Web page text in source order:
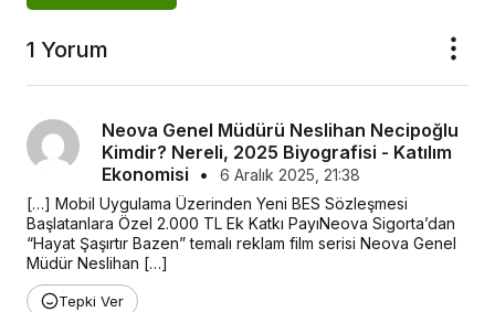
1 Yorum
Neova Genel Müdürü Neslihan Necipoğlu
Kimdir? Nereli, 2025 Biyografisi - Katılım
Ekonomisi •
6 Aralık 2025, 21:38
[…] Mobil Uygulama Üzerinden Yeni BES Sözleşmesi
Başlatanlara Özel 2.000 TL Ek Katkı PayıNeova Sigorta’dan
“Hayat Şaşırtır Bazen” temalı reklam film serisi Neova Genel
Müdür Neslihan […]
Tepki Ver